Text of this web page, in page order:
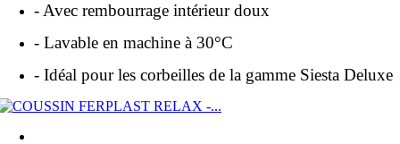
- Avec rembourrage intérieur doux
- Lavable en machine à 30°C
- Idéal pour les corbeilles de la gamme Siesta Deluxe